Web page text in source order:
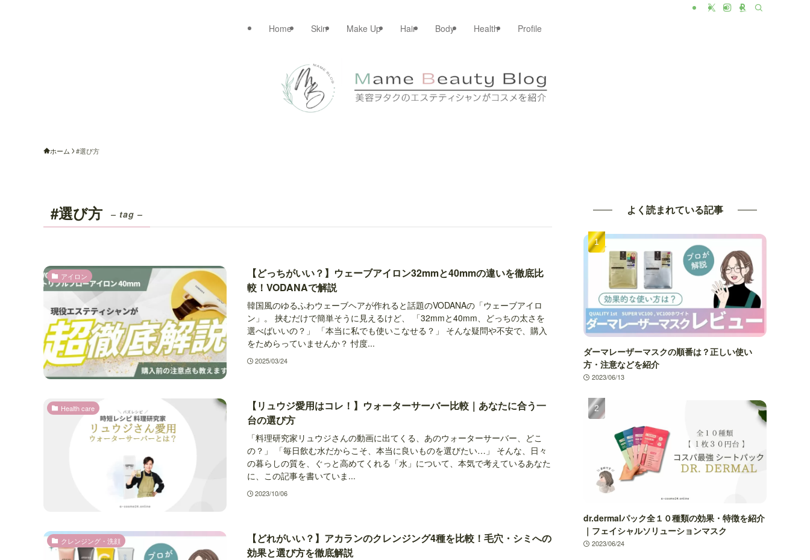
Home Skin Make Up Hair Body Health Profile
ホーム #選び方
#選び方 – tag –
アイロン
【どっちがいい？】ウェーブアイロン32mmと40mmの違いを徹底比
較！VODANAで解説
韓国風のゆるふわウェーブヘアが作れると話題のVODANAの「ウェーブアイロ
ン」。 挟むだけで簡単そうに見えるけど、 「32mmと40mm、どっちの太さを
選べばいいの？」 「本当に私でも使いこなせる？」 そんな疑問や不安で、購入
をためらっていませんか？ 忖度...
2025/03/24
Health care
【リュウジ愛用はコレ！】ウォーターサーバー比較｜あなたに合う一
台の選び方
「料理研究家リュウジさんの動画に出てくる、あのウォーターサーバー、どこ
の？」 「毎日飲む水だからこそ、本当に良いものを選びたい…」 そんな、日々
の暮らしの質を、ぐっと高めてくれる「水」について、本気で考えているあなた
に、この記事を書いていま...
2023/10/06
クレンジング・洗顔
【どれがいい？】アカランのクレンジング4種を比較！毛穴・シミへの
効果と選び方を徹底解説
よく読まれている記事
ダーマレーザーマスクの順番は？正しい使い
方・注意などを紹介
2023/06/13
dr.dermalパック全１０種類の効果・特徴を紹介
｜フェイシャルソリューションマスク
2023/06/24